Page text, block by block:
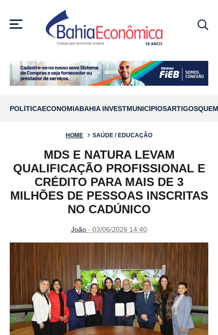
MENU
POLÍTICAECONOMIABAHIA INVESTMUNICÍPIOSARTIGOS
HOME SAÚDE / EDUCAÇÃO
MDS E NATURA LEVAM
QUALIFICAÇÃO PROFISSIONAL E
CRÉDITO PARA MAIS DE 3
MILHÕES DE PESSOAS INSCRITAS
NO CADÚNICO
João - 03/06/2026 14:40